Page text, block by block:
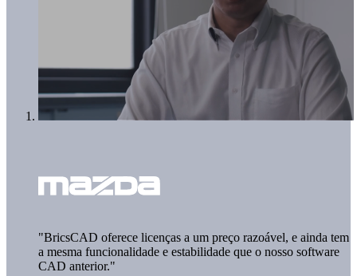
"BricsCAD oferece licenças a um preço razoável, e ainda tem
a mesma funcionalidade e estabilidade que o nosso software
CAD anterior."